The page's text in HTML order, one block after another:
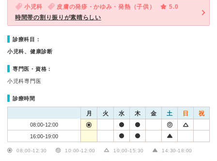
小児科 皮膚の発疹・かゆみ・発熱（子供）
5.0
時間帯の割り振りが素晴らしい
診療科目：
小児科、健康診断
専門医・資格：
小児科専門医
診療時間
月 火 水 木 金 土 日 祝
08:00-12:00
16:00-19:00
08:00-12:30 10:00-12:00 10:00-15:30 14:30-18:00